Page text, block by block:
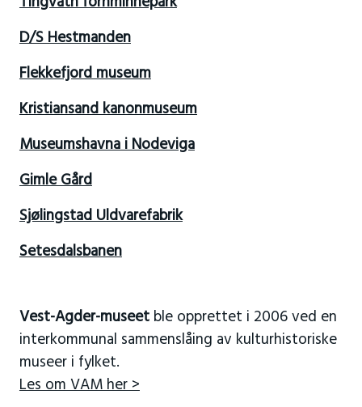
D/S Hestmanden
Flekkefjord museum
Kristiansand kanonmuseum
Museumshavna i Nodeviga
Gimle Gård
Sjølingstad Uldvarefabrik
Setesdalsbanen
Vest-Agder-museetble opprettet i 2006 ved en
interkommunal sammenslåing av kulturhistoriske
museer i fylket.
Les om VAM her >